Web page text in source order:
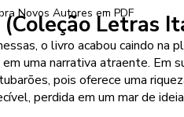
Novos Autores em PDF
Letras
o livro acabou caindo na
uma narrativa atraente. Em
pois oferece uma
perdida em um mar de